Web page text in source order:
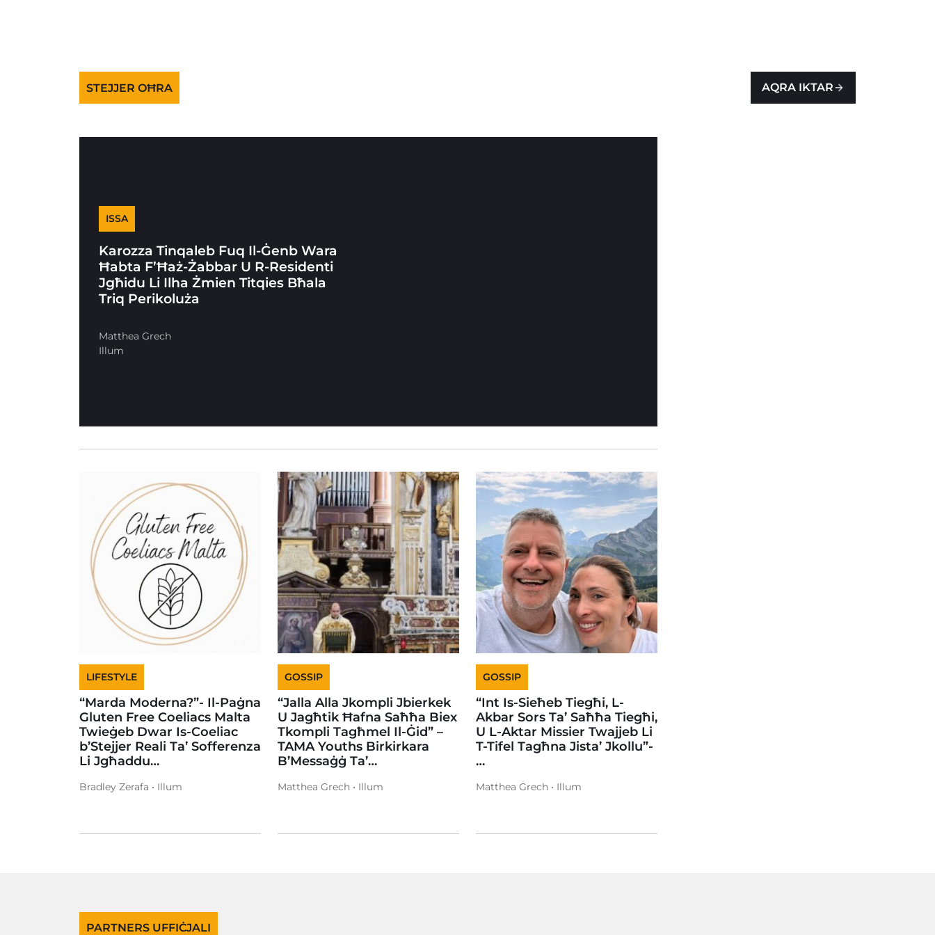
STEJJER OĦRA AQRA IKTAR
ISSA
Karozza Tinqaleb Fuq Il-Ġenb Wara
Ħabta F’Ħaż-Żabbar U R-Residenti
Jgħidu Li Ilha Żmien Titqies Bħala
Triq Perikoluża
Matthea Grech
Illum
LIFESTYLE
“Marda Moderna?”- Il-Paġna
Gluten Free Coeliacs Malta
Twieġeb Dwar Is-Coeliac
b’Stejjer Reali Ta’ Sofferenza
Li Jgħaddu…
Bradley Zerafa • Illum
GOSSIP
“Jalla Alla Jkompli Jbierkek
U Jagħtik Ħafna Saħħa Biex
Tkompli Tagħmel Il-Ġid” –
TAMA Youths Birkirkara
B’Messaġġ Ta’…
Matthea Grech • Illum
GOSSIP
“Int Is-Sieħeb Tiegħi, L-
Akbar Sors Ta’ Saħħa Tiegħi,
U L-Aktar Missier Twajjeb Li
T-Tifel Tagħna Jista’ Jkollu”-
…
Matthea Grech • Illum
PARTNERS UFFIĊJALI